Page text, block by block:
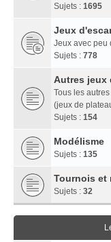
Sujets : 1695
Jeux
Jeux avec peu
Sujets : 778
Autres jeux
Tous les
(jeux de
Sujets : 154
Modélisme
Sujets : 135
Tournois et
Sujets : 32